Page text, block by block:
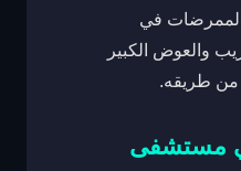
الممرضات في
والعوض الكبير
من طريقه.
مستشفى